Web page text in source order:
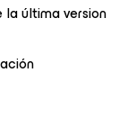
la última version